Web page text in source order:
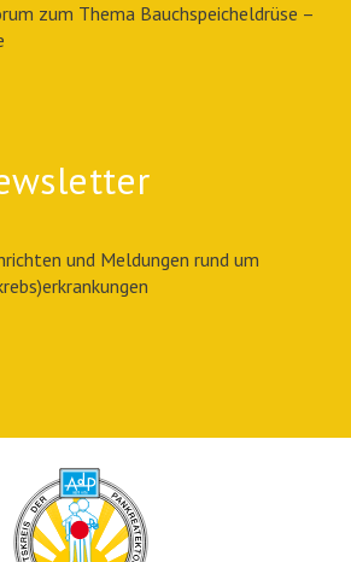
zum Thema Bauchspeicheldrüse –
und Meldungen rund um